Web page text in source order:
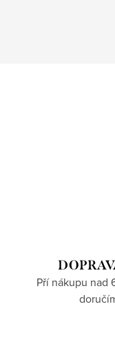
Pří nákupu nad